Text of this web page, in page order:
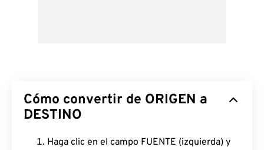
Cómo convertir de ORIGEN a
DESTINO
Haga clic en el campo FUENTE (izquierda) y